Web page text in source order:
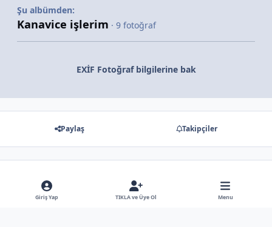
Şu albümden:
Kanavice işlerim · 9 fotoğraf
EXİF Fotoğraf bilgilerine bak
Paylaş Takipçiler
Gösterilecek hiç bir yorum yok
Giriş Yap TIKLA ve Üye Ol Menu